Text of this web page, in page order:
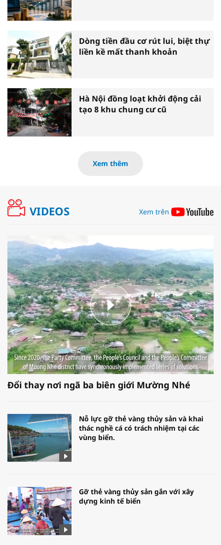
Dòng tiền đầu cơ rút lui, biệt thự
liền kề mất thanh khoản
Hà Nội đồng loạt khởi động cải
tạo 8 khu chung cư cũ
Xem thêm
VIDEOS Xem trên
Đổi thay nơi ngã ba biên giới Mường Nhé
Nỗ lực gỡ thẻ vàng thủy sản và khai
thác nghề cá có trách nhiệm tại các
vùng biển.
Gỡ thẻ vàng thủy sản gắn với xây
dựng kinh tế biển